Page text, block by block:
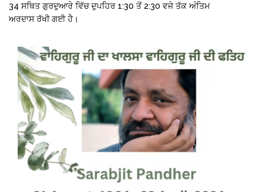
34 ਸਥਿਤ ਗੁਰਦੁਆਰੇ ਵਿੱਚ ਦੁਪਹਿਰ 1:30 ਤੋਂ 2:30 ਵਜੇ ਤੱਕ ਅੰਤਿਮ
ਅਰਦਾਸ ਰੱਖੀ ਗਈ ਹੈ।